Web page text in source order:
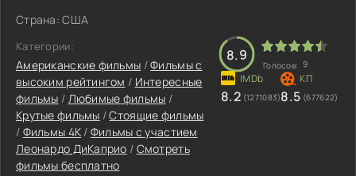
Страна: США
Категории:
Американские фильмы /Фильмы с
высоким рейтингом / Интересные
фильмы / Любимые фильмы /
Крутые фильмы /Стоящие фильмы
/ Фильмы 4K / Фильмы c участием
Леонардо ДиКаприо / Смотреть
фильмы бесплатно
8.9
Голосов: 9
8.2 (1271083)8.5 (677622)